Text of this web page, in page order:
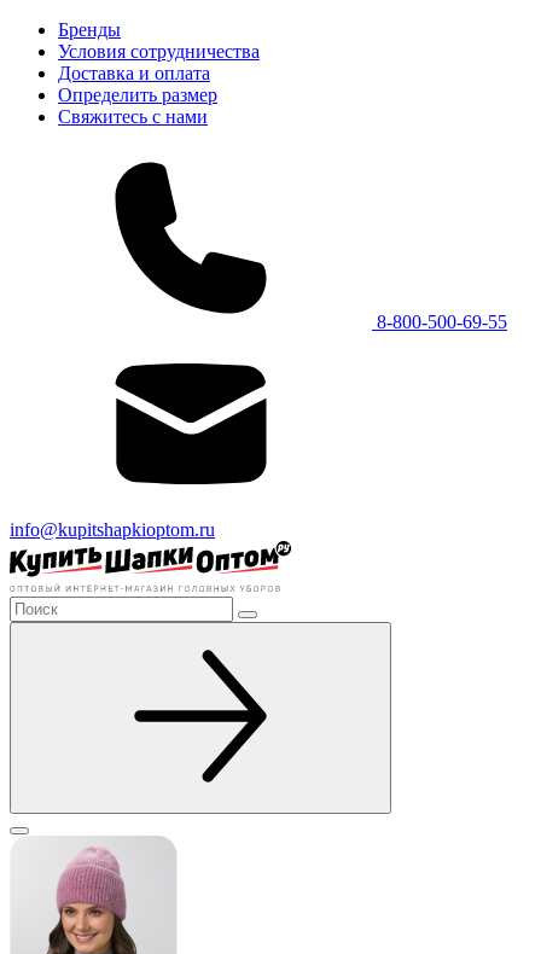
Бренды
Условия сотрудничества
Доставка и оплата
Определить размер
Свяжитесь с нами
8-800-500-69-55
info@kupitshapkioptom.ru